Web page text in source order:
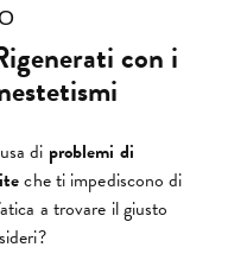
con i
di problemi di
che ti impediscono di
a trovare il giusto